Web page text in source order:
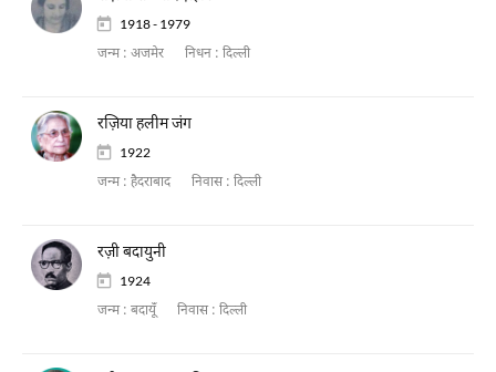
1918 - 1979
जन्म : अजमेर निधन : दिल्ली
रज़िया हलीम जंग
1922
जन्म : हैदराबाद निवास : दिल्ली
रज़ी बदायुनी
1924
जन्म : बदायूँ निवास : दिल्ली